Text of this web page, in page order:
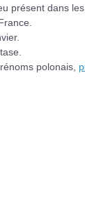
présent dans
polonais,